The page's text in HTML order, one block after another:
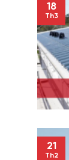
18
Th3
21
Th2